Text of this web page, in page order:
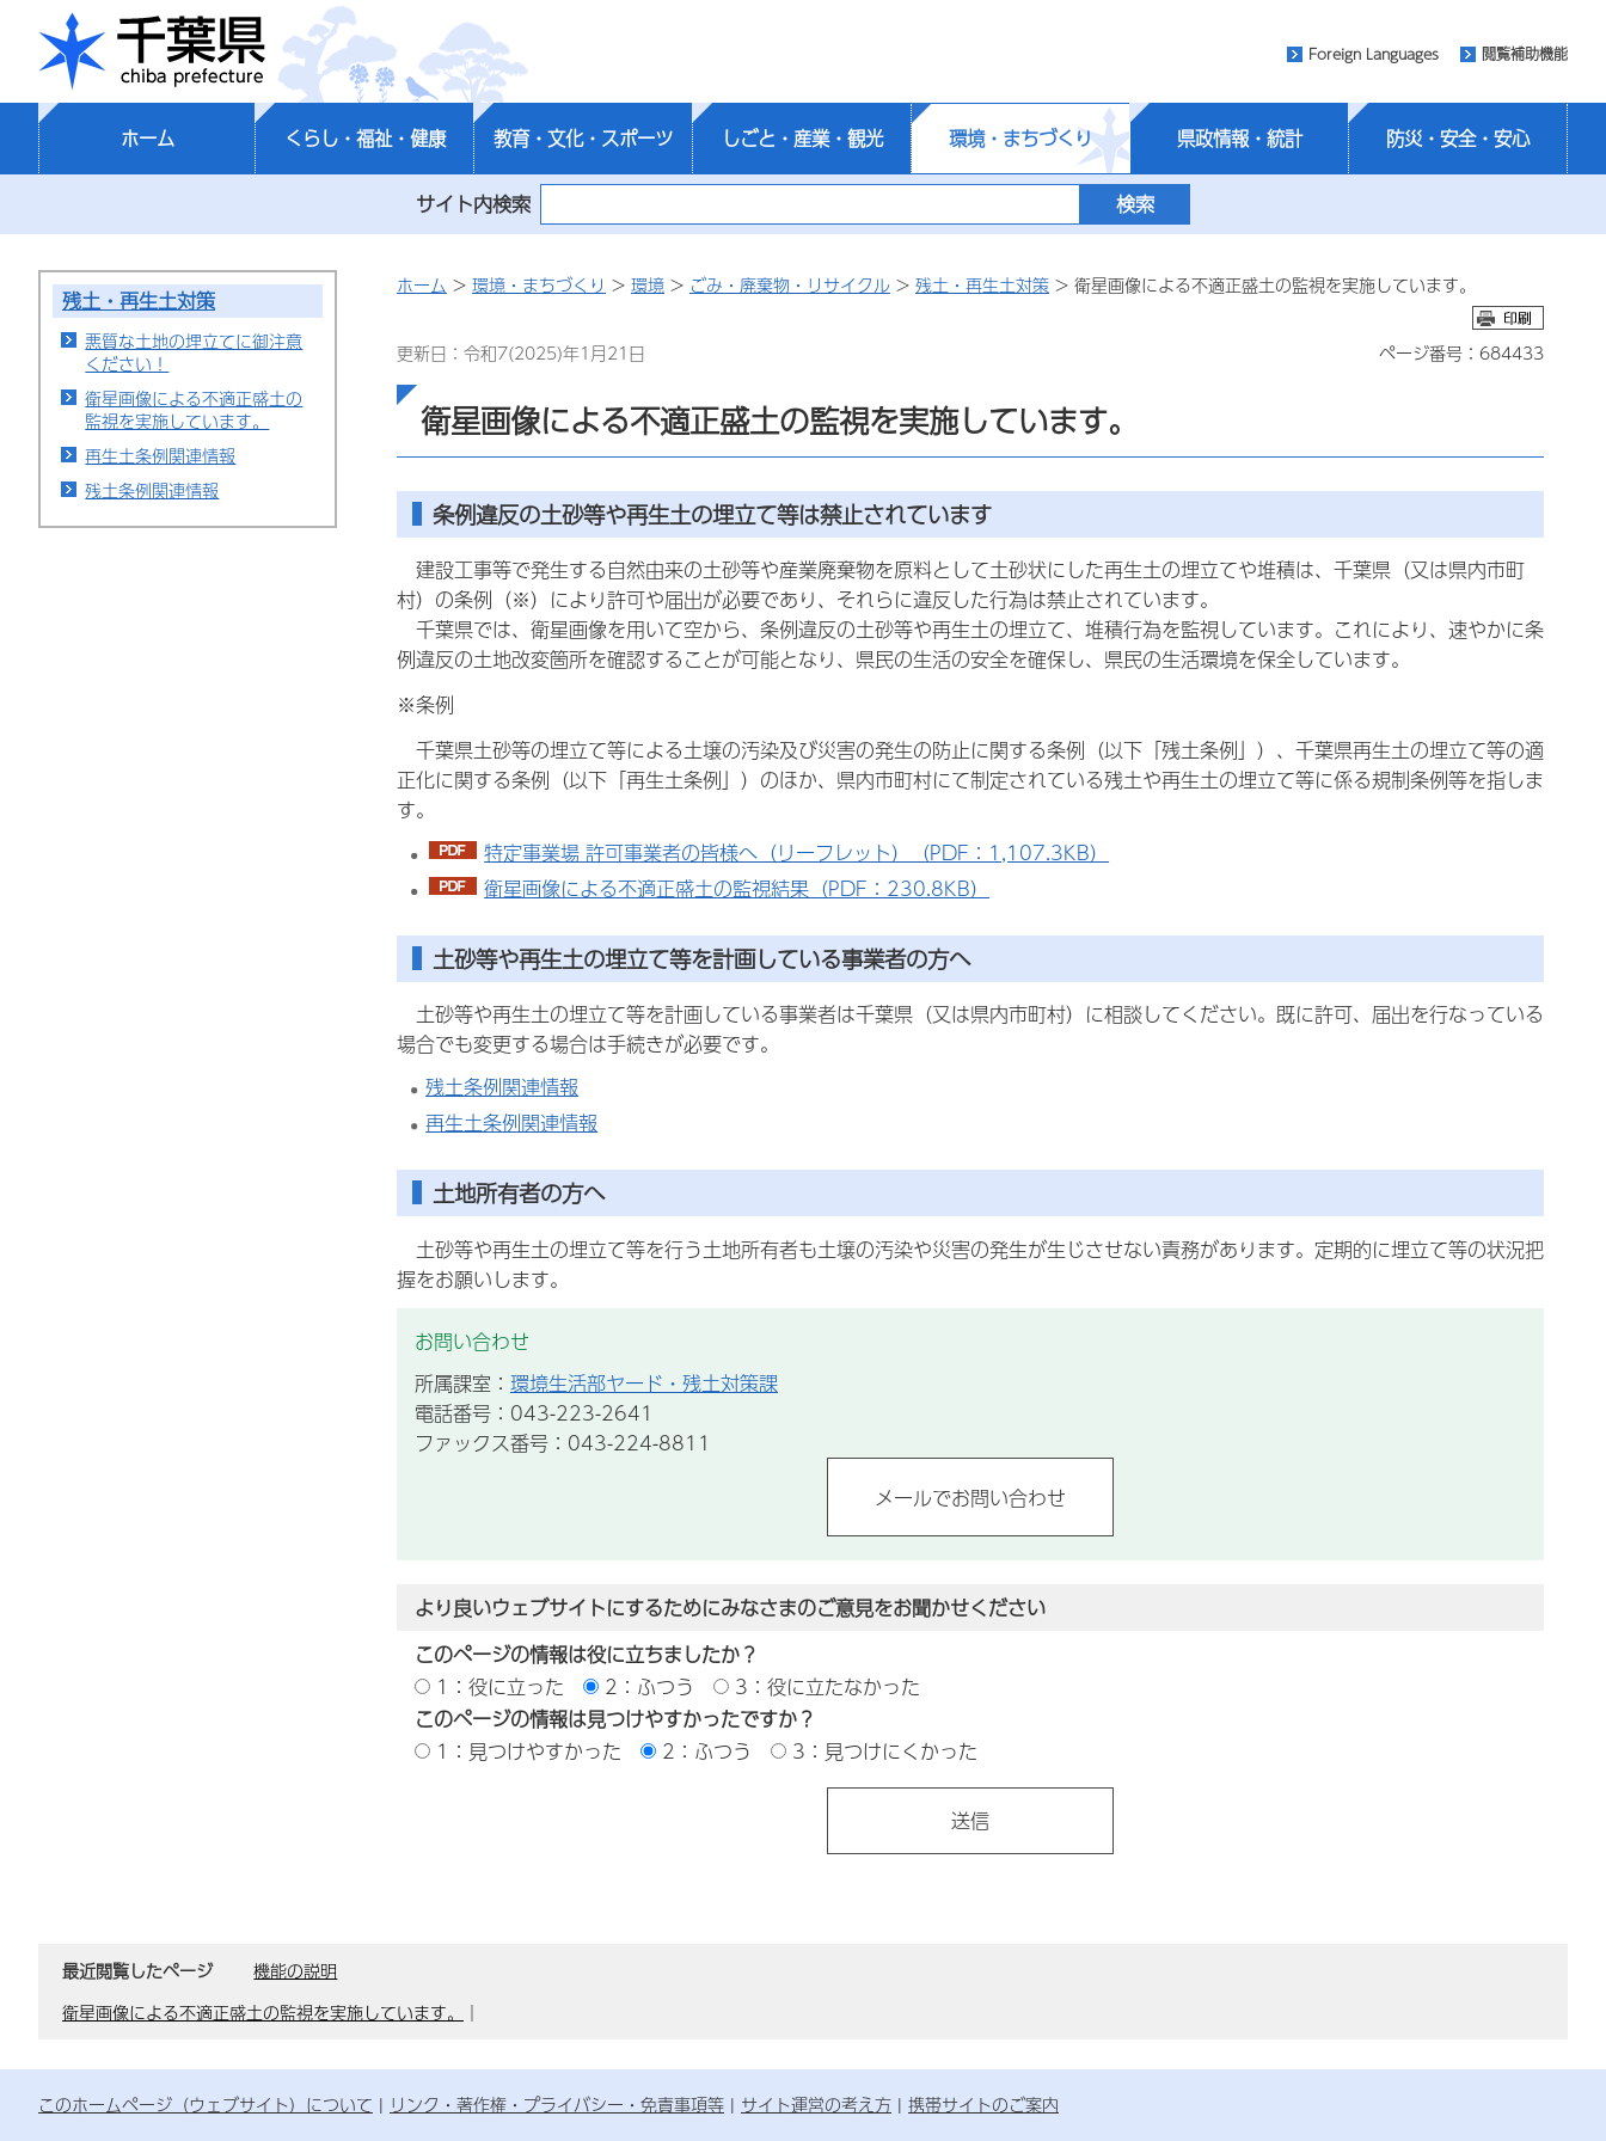
千葉県
Foreign Languages 閲覧補助機能
ホーム くらし・福祉・健康 教育・文化・スポーツ しごと・産業・観光 環境・まちづくり 県政情報・統計 防災・安全・安心
サイト内検索
残土・再生土対策
悪質な土地の埋立てに御注意
ください！
衛星画像による不適正盛土の
監視を実施しています。
再生土条例関連情報
残土条例関連情報
ホーム > 環境・まちづくり > 環境 > ごみ・廃棄物・リサイクル > 残土・再生土対策 > 衛星画像による不適正盛土の監視を実施しています。
更新日：令和7(2025)年1月21日 ページ番号：684433
衛星画像による不適正盛土の監視を実施しています。
条例違反の土砂等や再生土の埋立て等は禁止されています
建設工事等で発生する自然由来の土砂等や産業廃棄物を原料として土砂状にした再生土の埋立てや堆積は、千葉県（又は県内市町
村）の条例（※）により許可や届出が必要であり、それらに違反した行為は禁止されています。
千葉県では、衛星画像を用いて空から、条例違反の土砂等や再生土の埋立て、堆積行為を監視しています。これにより、速やかに条
例違反の土地改変箇所を確認することが可能となり、県民の生活の安全を確保し、県民の生活環境を保全しています。
※条例
千葉県土砂等の埋立て等による土壌の汚染及び災害の発生の防止に関する条例（以下「残土条例」）、千葉県再生土の埋立て等の適
正化に関する条例（以下「再生土条例」）のほか、県内市町村にて制定されている残土や再生土の埋立て等に係る規制条例等を指しま
す。
特定事業場 許可事業者の皆様へ（リーフレット）（PDF：1,107.3KB）
衛星画像による不適正盛土の監視結果（PDF：230.8KB）
土砂等や再生土の埋立て等を計画している事業者の方へ
土砂等や再生土の埋立て等を計画している事業者は千葉県（又は県内市町村）に相談してください。既に許可、届出を行なっている
場合でも変更する場合は手続きが必要です。
残土条例関連情報
再生土条例関連情報
土地所有者の方へ
土砂等や再生土の埋立て等を行う土地所有者も土壌の汚染や災害の発生が生じさせない責務があります。定期的に埋立て等の状況把
握をお願いします。
お問い合わせ
所属課室： 環境生活部ヤード・残土対策課
電話番号：043-223-2641
ファックス番号：043-224-8811
より良いウェブサイトにするためにみなさまのご意見をお聞かせください
このページの情報は役に立ちましたか？
1：役に立った
2：ふつう
3：役に立たなかった
このページの情報は見つけやすかったですか？
1：見つけやすかった
2：ふつう 3：見つけにくかった
最近閲覧したページ
機能の説明
衛星画像による不適正盛土の監視を実施しています。
｜
このホームページ（ウェブサイト）について リンク・著作権・プライバシー・免責事項等 サイト運営の考え方 携帯サイトのご案内